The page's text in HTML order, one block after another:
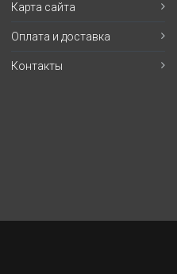
Карта сайта
Оплата и доставка
Контакты